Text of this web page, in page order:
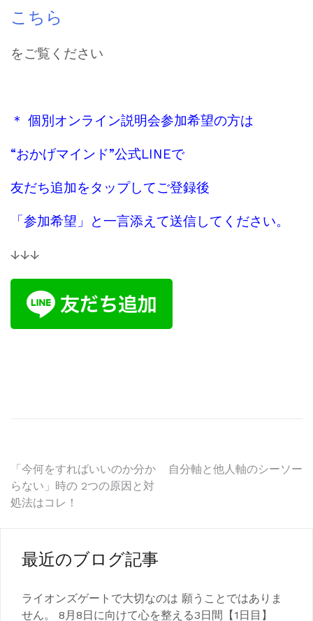
こちら
をご覧ください
＊ 個別オンライン説明会参加希望の方は
“おかげマインド”公式LINEで
友だち追加をタップしてご登録後
「参加希望」と一言添えて送信してください。
↓↓↓
投
稿
ビ
ー
「今何をすればいいのか分か
らない」時の 2つの原因と対
処法はコレ！
自分軸と他人軸のシーソー
最近のブログ記事
ライオンズゲートで大切なのは 願うことではありま
せん。 8月8日に向けて心を整える3日間【1日目】